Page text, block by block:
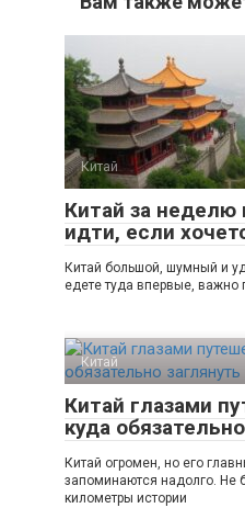
Китай
Китай за неделю
идти, если
Китай большой, шумный и
едете туда впервые, важно
Китай
Китай глазами
куда
Китай огромен, но его
запоминаются надолго. Не
километры истории